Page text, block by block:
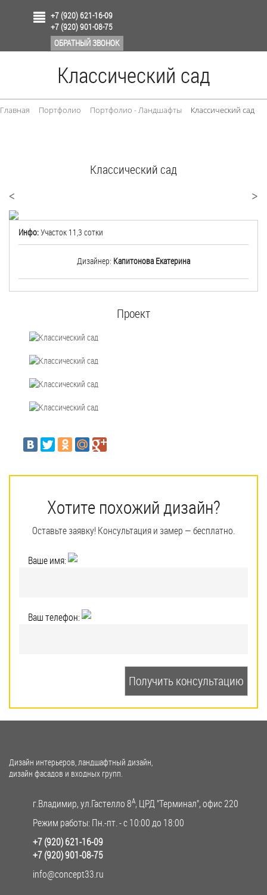
+7 (920) 621-16-09
+7 (920) 901-08-75
ОБРАТНЫЙ ЗВОНОК
Классический сад
Главная Портфолио Портфолио - Ландшафты Классический сад
<
Классический сад
>
Инфо:Участок 11,3 сотки
Дизайнер: Капитонова Екатерина
Проект
Хотите похожий дизайн?
Оставьте заявку! Консультация и замер — бесплатно.
Ваше имя:
Ваш телефон:
Дизайн интерьеров, ландшафтный дизайн,
дизайн фасадов и входных групп.
г.Владимир, ул.Гастелло 8A, ЦРД "Терминал", офис 220
Режим работы: Пн.-пт. - с 10:00 до 18:00
+7 (920) 621-16-09
+7 (920) 901-08-75
info@concept33.ru